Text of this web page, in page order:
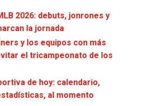
2026: debuts, jonrones y
la jornada
y los equipos con más
el tricampeonato de los
de hoy: calendario,
al momento